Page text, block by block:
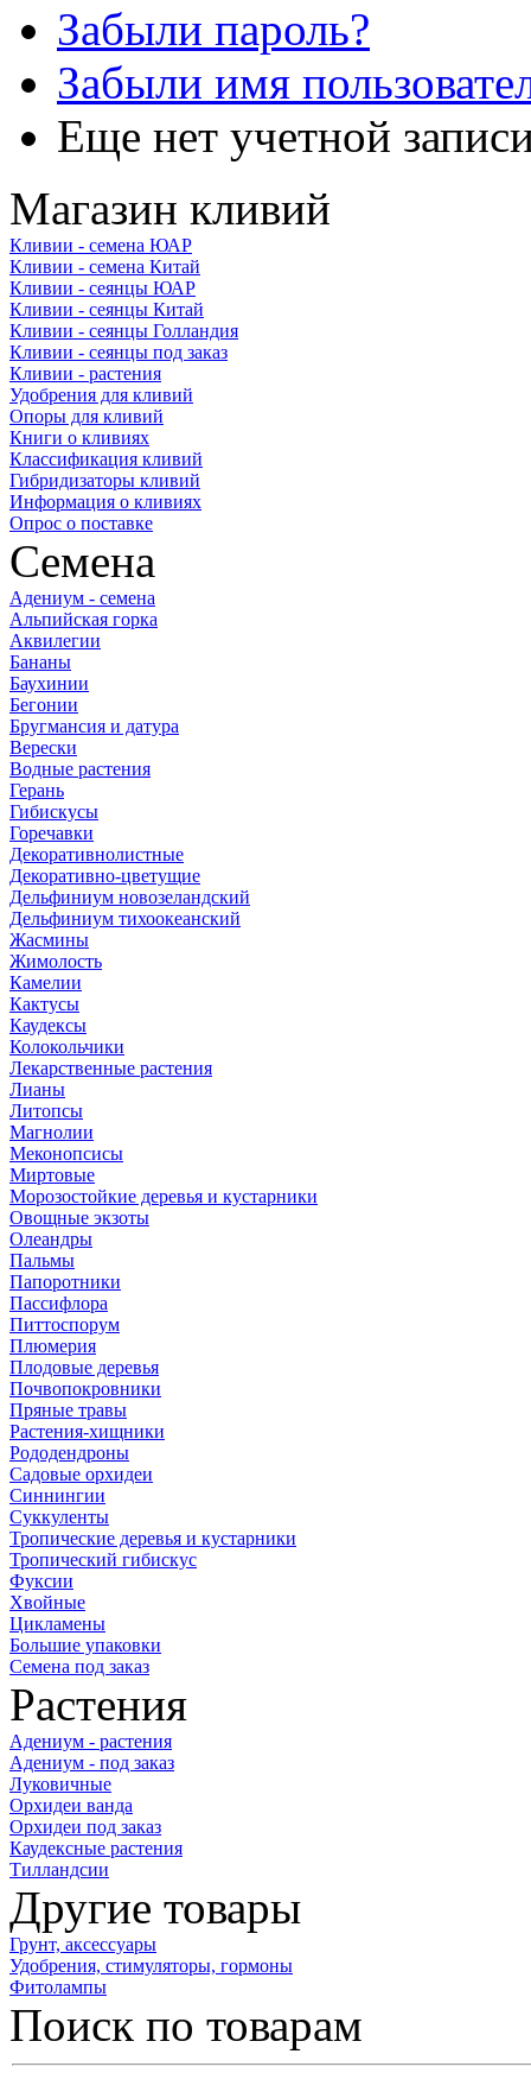
Забыли пароль?
Забыли имя
Еще нет учетной
Магазин кливий
Кливии - семена ЮАР
Кливии - семена Китай
Кливии - сеянцы ЮАР
Кливии - сеянцы Китай
Кливии - сеянцы Голландия
Кливии - сеянцы под заказ
Кливии - растения
Удобрения для кливий
Опоры для кливий
Книги о кливиях
Классификация кливий
Гибридизаторы кливий
Информация о кливиях
Опрос о поставке
Семена
Адениум - семена
Альпийская горка
Аквилегии
Бананы
Баухинии
Бегонии
Бругмансия и датура
Верески
Водные растения
Герань
Гибискусы
Горечавки
Декоративнолистные
Декоративно-цветущие
Дельфиниум новозеландский
Дельфиниум тихоокеанский
Жасмины
Жимолость
Камелии
Кактусы
Каудексы
Колокольчики
Лекарственные растения
Лианы
Литопсы
Магнолии
Меконопсисы
Миртовые
Морозостойкие деревья и кустарники
Овощные экзоты
Олеандры
Пальмы
Папоротники
Пассифлора
Питтоспорум
Плюмерия
Плодовые деревья
Почвопокровники
Пряные травы
Растения-хищники
Рододендроны
Садовые орхидеи
Синнингии
Суккуленты
Тропические деревья и кустарники
Тропический гибискус
Фуксии
Хвойные
Цикламены
Большие упаковки
Семена под заказ
Растения
Адениум - растения
Адениум - под заказ
Луковичные
Орхидеи ванда
Орхидеи под заказ
Каудексные растения
Тилландсии
Другие товары
Грунт, аксессуары
Удобрения, стимуляторы, гормоны
Фитолампы
Поиск по товарам